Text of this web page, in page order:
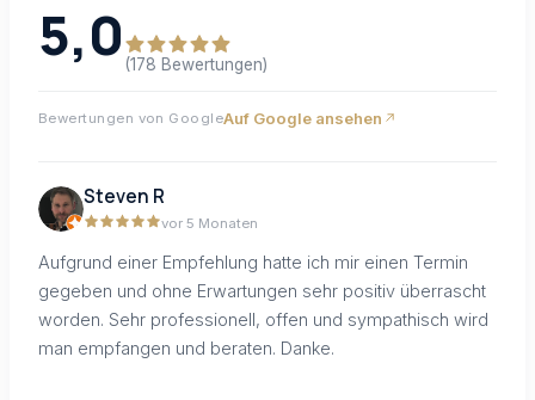
5,0 (178 Bewertungen)
Bewertungen von GoogleAuf Google ansehen
Steven R
vor 5 Monaten
Aufgrund einer Empfehlung hatte ich mir einen Termin
gegeben und ohne Erwartungen sehr positiv überrascht
worden. Sehr professionell, offen und sympathisch wird
man empfangen und beraten. Danke.